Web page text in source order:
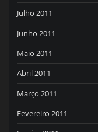
Julho 2011
Junho 2011
Maio 2011
Abril 2011
Março 2011
Fevereiro 2011